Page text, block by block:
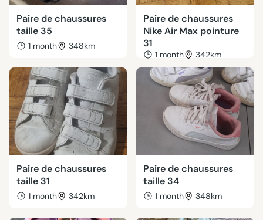
Paire de chaussures
taille 35
1 month 348km
Paire de chaussures
Nike Air Max pointure
31
1 month 342km
Paire de chaussures
taille 31
1 month 342km
Paire de chaussures
taille 34
1 month 348km